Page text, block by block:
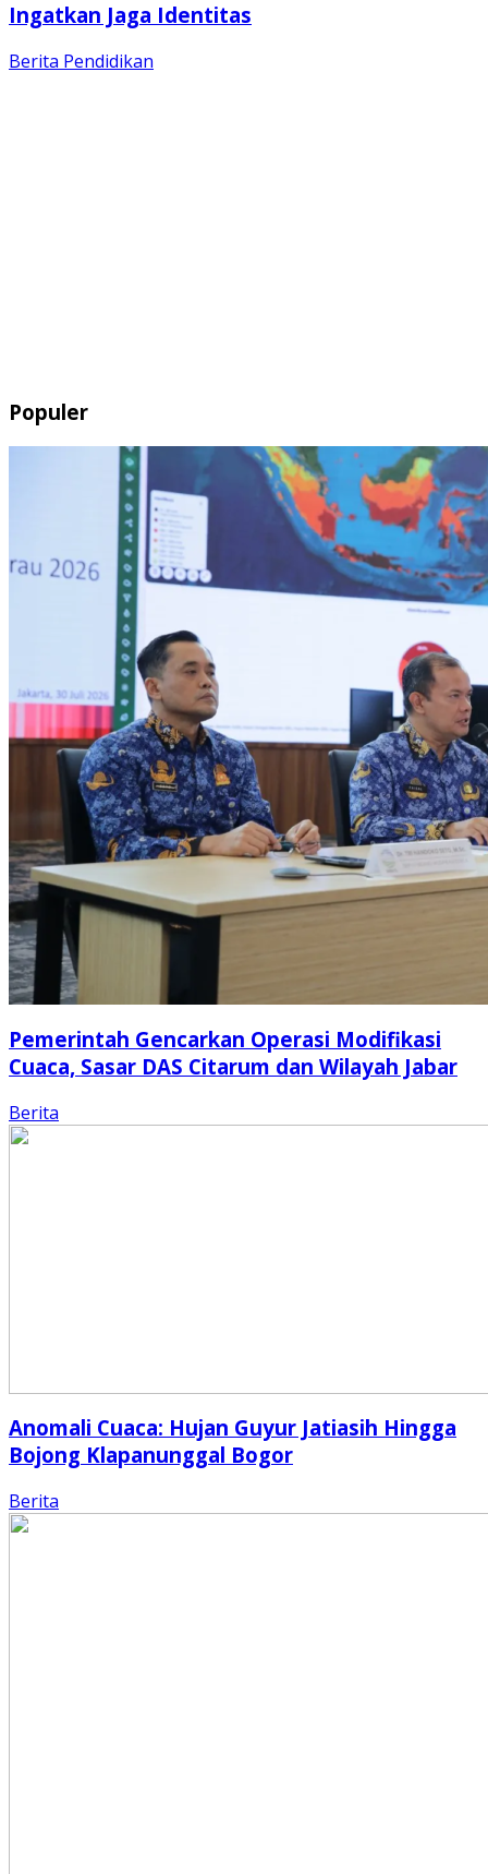
Ingatkan Jaga Identitas
Berita Pendidikan
Populer
Pemerintah Gencarkan Operasi Modifikasi
Cuaca, Sasar DAS Citarum dan Wilayah Jabar
Berita
Anomali Cuaca: Hujan Guyur Jatiasih Hingga
Bojong Klapanunggal Bogor
Berita